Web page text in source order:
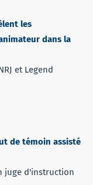
les
dans la
et Legend
de témoin assisté
juge d'instruction